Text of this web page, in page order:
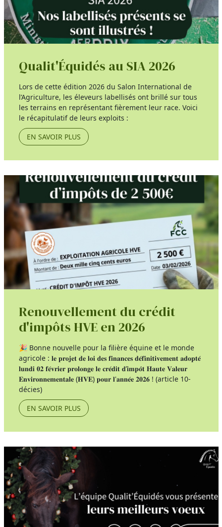
Qualit'Équidés au SIA 2026
Lors de cette édition 2026 du Salon International de
l’Agriculture, les éleveurs labellisés ont brillé sur tous
les terrains en représentant fièrement leur race. Voici
le récapitulatif de leurs exploits :
EN SAVOIR PLUS
Renouvellement du crédit
d'impôts HVE en 2026
🎉 Bonne nouvelle pour la filière équine et le monde
agricole : 𝐥𝐞 𝐩𝐫𝐨𝐣𝐞𝐭 𝐝𝐞 𝐥𝐨𝐢 𝐝𝐞𝐬 𝐟𝐢𝐧𝐚𝐧𝐜𝐞𝐬 𝐝𝐞́𝐟𝐢𝐧𝐢𝐭𝐢𝐯𝐞𝐦𝐞𝐧𝐭 𝐚𝐝𝐨𝐩𝐭𝐞́
𝐥𝐮𝐧𝐝𝐢 𝟎𝟐 𝐟𝐞́𝐯𝐫𝐢𝐞𝐫 𝐩𝐫𝐨𝐥𝐨𝐧𝐠𝐞 𝐥𝐞 𝐜𝐫𝐞́𝐝𝐢𝐭 𝐝’𝐢𝐦𝐩𝐨̂𝐭 𝐇𝐚𝐮𝐭𝐞 𝐕𝐚𝐥𝐞𝐮𝐫
𝐄𝐧𝐯𝐢𝐫𝐨𝐧𝐧𝐞𝐦𝐞𝐧𝐭𝐚𝐥𝐞 (𝐇𝐕𝐄) 𝐩𝐨𝐮𝐫 𝐥'𝐚𝐧𝐧𝐞́𝐞 𝟐𝟎𝟐𝟔 ! (article 10-
décies)
EN SAVOIR PLUS